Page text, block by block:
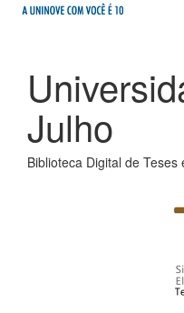
Julho
Biblioteca Digital de Teses